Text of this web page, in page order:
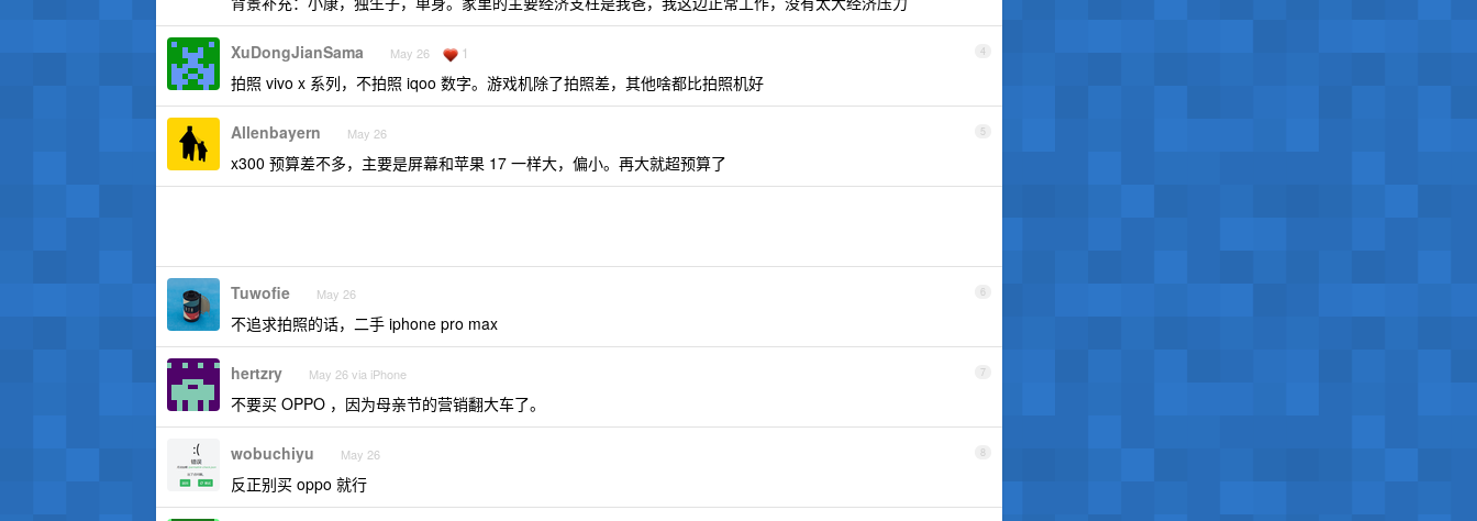
4
XuDongJianSama May 26 1
拍照 vivo x 系列，不拍照 iqoo 数字。游戏机除了拍照差，其他啥都比拍照机好
5
Allenbayern May 26
x300 预算差不多，主要是屏幕和苹果 17 一样大，偏小。再大就超预算了
6
Tuwofie May 26
不追求拍照的话，二手 iphone pro max
7
hertzry May 26 via iPhone
不要买 OPPO ，因为母亲节的营销翻大车了。
8
wobuchiyu May 26
反正别买 oppo 就行